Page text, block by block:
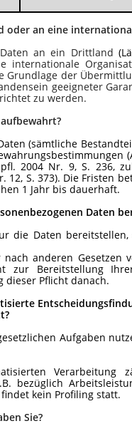
oder an eine
an ein Drittland
internationale
Grundlage der
geeigneter
zu werden.
(sämtliche
2004 Nr. 9, S. 236,
12, S. 373). Die Fristen
1 Jahr bis dauerhaft.
Daten
die Daten
anderen Gesetzen
zur Bereitstellung
dieser Pflicht danach.
Aufgaben
Verarbeitung
bezüglich
kein Profiling statt.
Sie?